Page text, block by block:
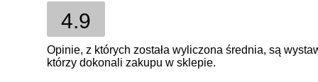
4.9
Opinie, z których została wyliczona średnia, są
którzy dokonali zakupu w sklepie.